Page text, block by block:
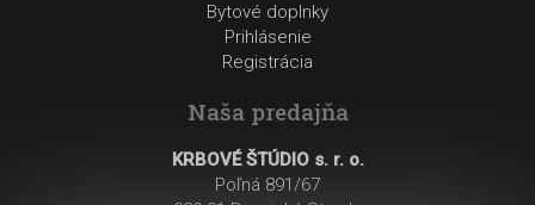
Bytové doplnky
Prihlásenie
Registrácia
Naša predajňa
KRBOVÉ ŠTÚDIO s. r. o.
Poľná 891/67